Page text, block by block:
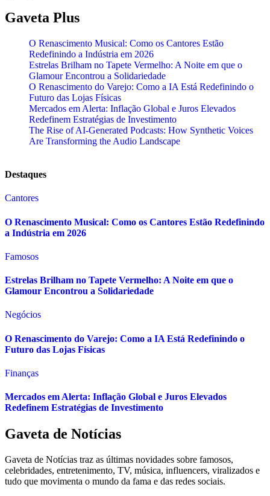
Gaveta Plus
O Renascimento Musical: Como os Cantores Estão
Redefinindo a Indústria em 2026
Estrelas Brilham no Tapete Vermelho: A Noite em que o
Glamour Encontrou a Solidariedade
O Renascimento do Varejo: Como a IA Está Redefinindo o
Futuro das Lojas Físicas
Mercados em Alerta: Inflação Global e Juros Elevados
Redefinem Estratégias de Investimento
The Rise of AI-Generated Podcasts: How Synthetic Voices
Are Transforming the Audio Landscape
Destaques
Cantores
O Renascimento Musical: Como os Cantores Estão Redefinindo
a Indústria em 2026
Famosos
Estrelas Brilham no Tapete Vermelho: A Noite em que o
Glamour Encontrou a Solidariedade
Negócios
O Renascimento do Varejo: Como a IA Está Redefinindo o
Futuro das Lojas Físicas
Finanças
Mercados em Alerta: Inflação Global e Juros Elevados
Redefinem Estratégias de Investimento
Gaveta de Notícias
Gaveta de Notícias traz as últimas novidades sobre famosos,
celebridades, entretenimento, TV, música, influencers, viralizados e
tudo que movimenta o mundo da fama e das redes sociais.